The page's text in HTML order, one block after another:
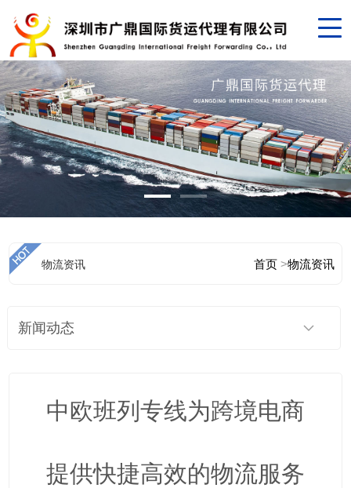
物流资讯 首页 >物流资讯
新闻动态
中欧班列专线为跨境电商
提供快捷高效的物流服务